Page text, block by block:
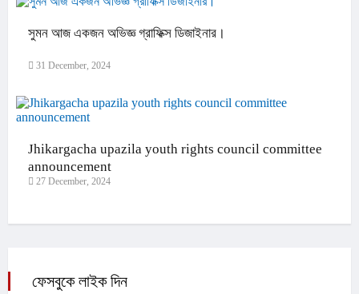
সুমন আজ একজন অভিজ্ঞ গ্রাফিক্স ডিজাইনার।
31 December, 2024
Jhikargacha upazila youth rights council committee
announcement
27 December, 2024
ফেসবুকে লাইক দিন